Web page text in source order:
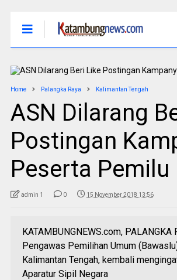
Home Palangka Raya Kalimantan Tengah
ASN Dilarang
Postingan
Peserta Pemilu
admin 1 0 15 November 2018 13:56
KATAMBUNGNEWS.com, PALANGKA
Pengawas Pemilihan Umum
Kalimantan Tengah, kembali
Aparatur Sipil Negara